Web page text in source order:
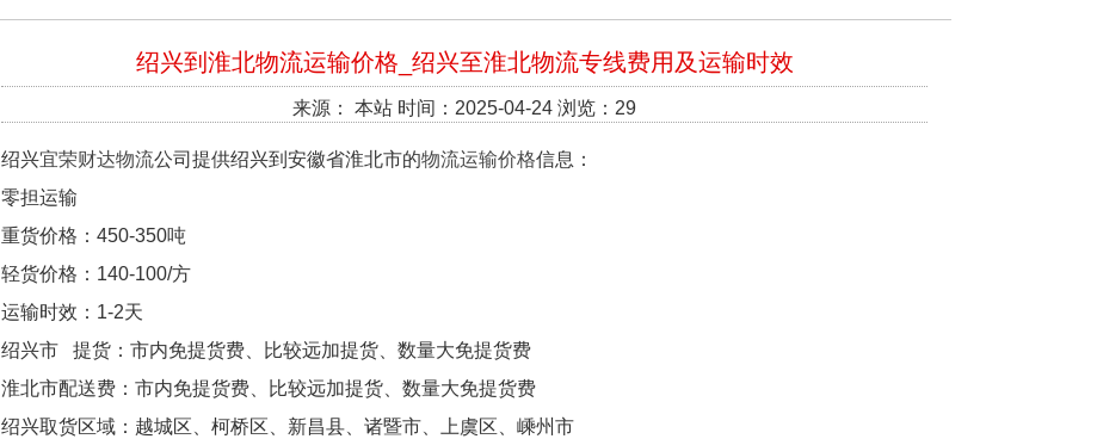
绍兴到淮北物流运输价格_绍兴至淮北物流专线费用及运输时效
来源： 本站 时间：2025-04-24 浏览：29
绍兴宜荣财达物流公司提供绍兴到安徽省淮北市的物流运输价格信息：
零担运输
重货价格：450-350吨
轻货价格：140-100/方
运输时效：1-2天
绍兴市 提货：市内免提货费、比较远加提货、数量大免提货费
淮北市配送费：市内免提货费、比较远加提货、数量大免提货费
绍兴取货区域：越城区、柯桥区、新昌县、诸暨市、上虞区、嵊州市